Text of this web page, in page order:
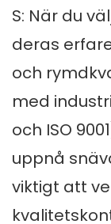
S: När du
deras
och
med
och ISO
uppnå
viktigt att